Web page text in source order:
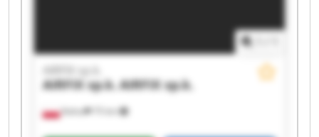
Kalisz 75 km
AIRFIX sp.k.
AIRFIX sp.k.AIRFIX sp.k.